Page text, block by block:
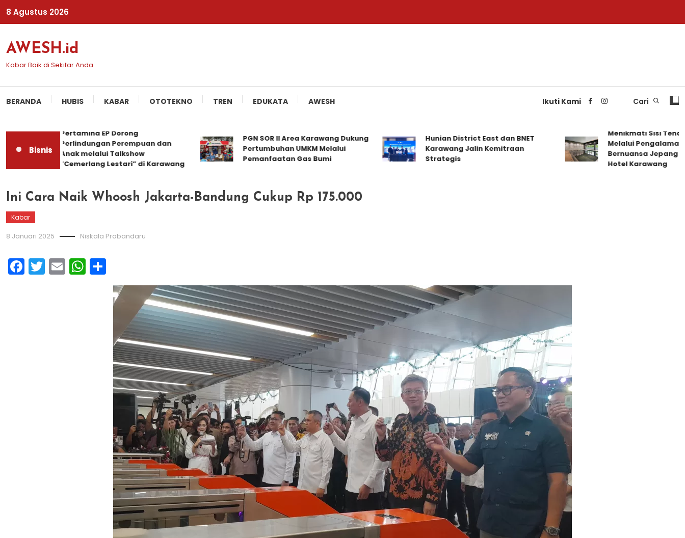
Skip
8 Agustus 2026
AWESH.id
Kabar Baik di Sekitar Anda
BERANDA HUBIS KABAR OTOTEKNO TREN EDUKATA AWESH Ikuti Kami Cari
Bisnis
Pertamina EP Dorong
Perlindungan Perempuan dan
Anak melalui Talkshow
“Cemerlang Lestari” di Karawang
PGN SOR II Area Karawang Dukung
Pertumbuhan UMKM Melalui
Pemanfaatan Gas Bumi
Hunian District East dan BNET
Karawang Jalin Kemitraan
Strategis
Menikmati Sisi Tenang
Melalui Pengalaman
Bernuansa Jepang di
Hotel Karawang
Ini Cara Naik Whoosh Jakarta-Bandung Cukup Rp 175.000
Kabar
8 Januari 2025 Niskala Prabandaru
Facebook
Twitter
EmailWhatsApp